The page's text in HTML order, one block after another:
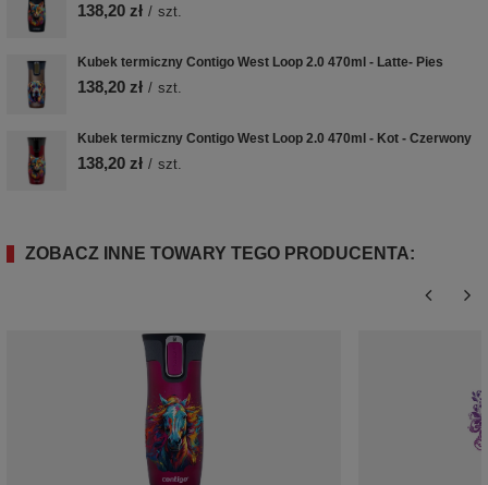
138,20 zł / szt.
Kubek termiczny Contigo West Loop 2.0 470ml - Latte- Pies
138,20 zł / szt.
Kubek termiczny Contigo West Loop 2.0 470ml - Kot - Czerwony
138,20 zł / szt.
ZOBACZ INNE TOWARY TEGO PRODUCENTA: